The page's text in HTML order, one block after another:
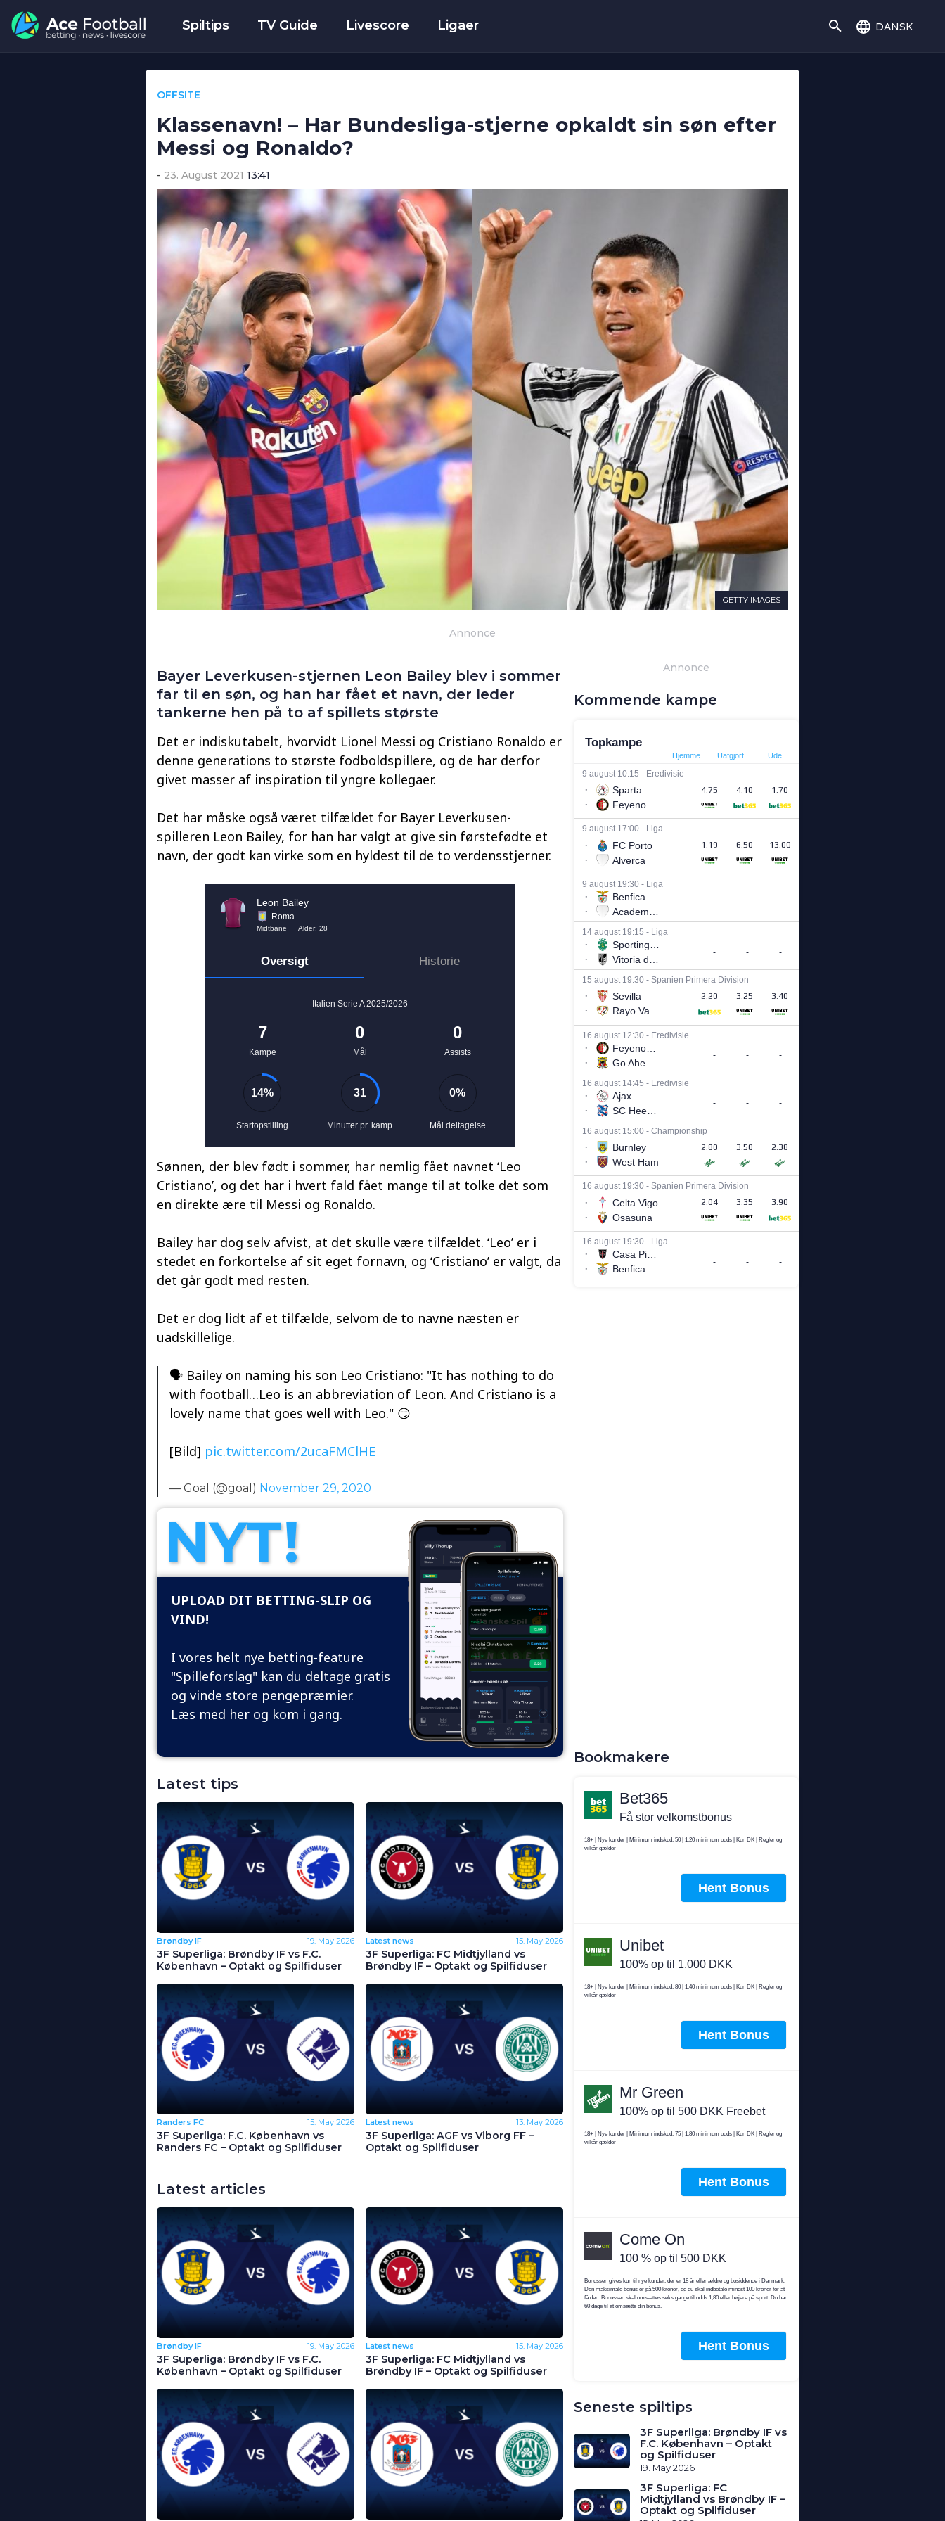
Spiltips TV Guide Livescore Ligaer dansk
OFFSITE
Klassenavn! – Har Bundesliga-stjerne opkaldt sin søn efter
Messi og Ronaldo?
23. August 2021 13:41
GETTY IMAGES
Annonce
Bayer Leverkusen-stjernen Leon Bailey blev i sommer
far til en søn, og han har fået et navn, der leder
tankerne hen på to af spillets største
Det er indiskutabelt, hvorvidt Lionel Messi og Cristiano Ronaldo er
denne generations to største fodboldspillere, og de har derfor
givet masser af inspiration til yngre kollegaer.
Det har måske også været tilfældet for Bayer Leverkusen-
spilleren Leon Bailey, for han har valgt at give sin førstefødte et
navn, der godt kan virke som en hyldest til de to verdensstjerner.
Sønnen, der blev født i sommer, har nemlig fået navnet ‘Leo
Cristiano’, og det har i hvert fald fået mange til at tolke det som
en direkte ære til Messi og Ronaldo.
Bailey har dog selv afvist, at det skulle være tilfældet. ‘Leo’ er i
stedet en forkortelse af sit eget fornavn, og ‘Cristiano’ er valgt, da
det går godt med resten.
Det er dog lidt af et tilfælde, selvom de to navne næsten er
uadskillelige.
🗣️ Bailey on naming his son Leo Cristiano: "It has nothing to do
with football…Leo is an abbreviation of Leon. And Cristiano is a
lovely name that goes well with Leo." 😏
[Bild] pic.twitter.com/2ucaFMClHE
— Goal (@goal) November 29, 2020
NYT!
UPLOAD DIT BETTING-SLIP OG
VIND!
I vores helt nye betting-feature
"Spilleforslag" kan du deltage gratis
og vinde store pengepræmier.
Læs med her og kom i gang.
Latest tips
Brøndby IF 19. May 2026
3F Superliga: Brøndby IF vs F.C.
København – Optakt og Spilfiduser
Latest news 15. May 2026
3F Superliga: FC Midtjylland vs
Brøndby IF – Optakt og Spilfiduser
Randers FC 15. May 2026
3F Superliga: F.C. København vs
Randers FC – Optakt og Spilfiduser
Latest news 13. May 2026
3F Superliga: AGF vs Viborg FF –
Optakt og Spilfiduser
Latest articles
Brøndby IF 19. May 2026
3F Superliga: Brøndby IF vs F.C.
København – Optakt og Spilfiduser
Latest news 15. May 2026
3F Superliga: FC Midtjylland vs
Brøndby IF – Optakt og Spilfiduser
Annonce
Kommende kampe
Bookmakere
Seneste spiltips
3F Superliga: Brøndby IF vs
F.C. København – Optakt
og Spilfiduser
19. May 2026
3F Superliga: FC
Midtjylland vs Brøndby IF –
Optakt og Spilfiduser